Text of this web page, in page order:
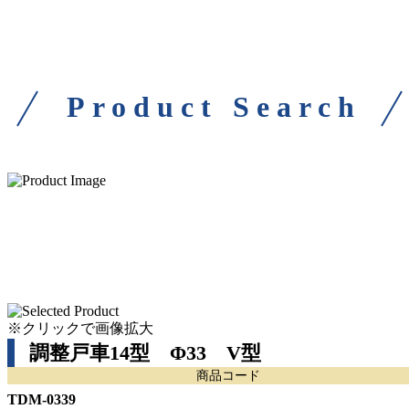
Product Search
※クリックで画像拡大
調整戸車14型 Φ33 V型
商品コード
TDM-0339